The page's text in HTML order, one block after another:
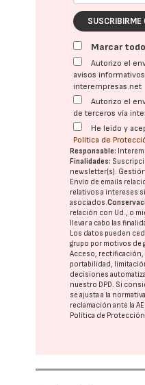
SUSCRIBIRME
Marcar
Autorizo el
avisos
interempresas.net
Autorizo el
de terceros vía
He leído y
Política de
Responsable:
Finalidades:
newsletter(s).
Envío de emails
relativos a intereses
asociados.
relación con Ud., o
llevar a cabo las
Los datos pueden
grupo por motivos de
Acceso,
portabilidad,
decisiones
nuestro DPD. Si
se ajusta a la
reclamación ante la
Política de